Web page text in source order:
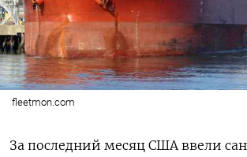
fleetmon.com
За последний месяц США ввели